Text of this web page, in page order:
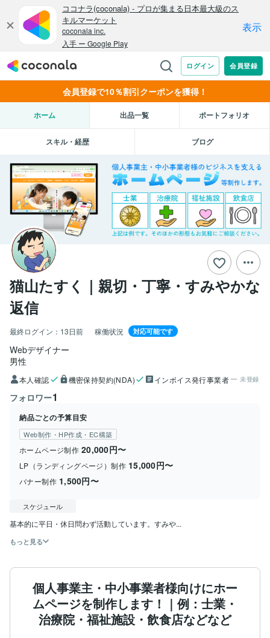
会員登録で10％割引クーポンを獲得！
ホーム 出品一覧 ポートフォリオ
スキル・経歴 ブログ
猫山たすく｜親切・丁寧・すみやかな
返信
最終ログイン： 13日前 稼働状況 対応可能です
Webデザイナー
男性
本人確認 機密保持契約(NDA) インボイス発行事業者 未登録
フォロワー1
納品ごとの予算目安
Web制作・HP作成・EC構築
ホームページ制作 20,000円〜
LP（ランディングページ）制作 15,000円〜
バナー制作 1,500円〜
スケジュール
基本的に平日・休日問わず活動しています。すみや...
もっと見る
個人事業主・中小事業者様向けにホー
ムページを制作します！｜例：士業・
治療院・福祉施設・飲食店などなど